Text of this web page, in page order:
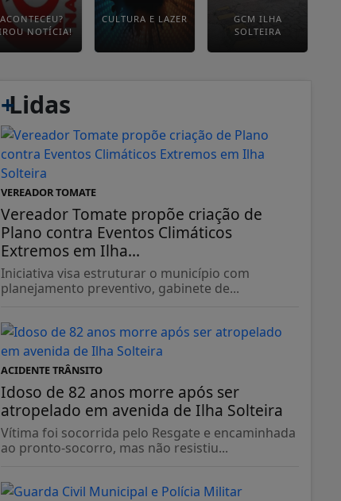
ACONTECEU?
NOTÍCIA!
CULTURA E LAZER
GCM ILHA
SOLTEIRA
+
Lidas
VEREADOR TOMATE
Vereador Tomate propõe criação de
Plano contra Eventos Climáticos
Extremos em Ilha...
Iniciativa visa estruturar o município com
planejamento preventivo, gabinete de...
ACIDENTE TRÂNSITO
Idoso de 82 anos morre após ser
atropelado em avenida de Ilha Solteira
Vítima foi socorrida pelo Resgate e encaminhada
ao pronto-socorro, mas não resistiu...